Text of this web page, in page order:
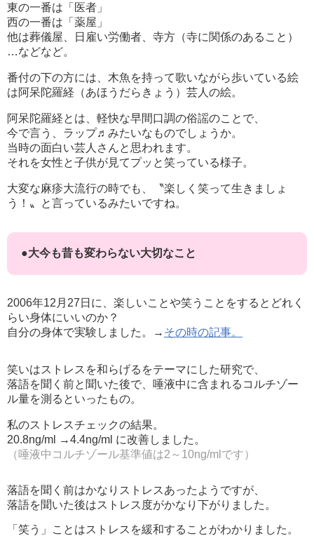
東の一番は「医者」
西の一番は「薬屋」
他は葬儀屋、日雇い労働者、寺方（寺に関係のあること）
…などなど。
番付の下の方には、木魚を持って歌いながら歩いている絵
は阿呆陀羅経（あほうだらきょう）芸人の絵。
阿呆陀羅経とは、軽快な早間口調の俗謡のことで、
今で言う、ラップ♬みたいなものでしょうか。
当時の面白い芸人さんと思われます。
それを女性と子供が見てプッと笑っている様子。
大変な麻疹大流行の時でも、〝楽しく笑って生きましょ
う！〟と言っているみたいですね。
●大今も昔も変わらない大切なこと
2006年12月27日に、楽しいことや笑うことをするとどれく
らい身体にいいのか？
自分の身体で実験しました。→ その時の記事。
笑いはストレスを和らげるをテーマにした研究で、
落語を聞く前と聞いた後で、唾液中に含まれるコルチゾー
ル量を測るといったもの。
私のストレスチェックの結果。
20.8ng/ml →4.4ng/ml に改善しました。
（唾液中コルチゾール基準値は2～10ng/mlです）
落語を聞く前はかなりストレスあったようですが、
落語を聞いた後はストレス度がかなり下がりました。
「笑う」ことはストレスを緩和することがわかりました。